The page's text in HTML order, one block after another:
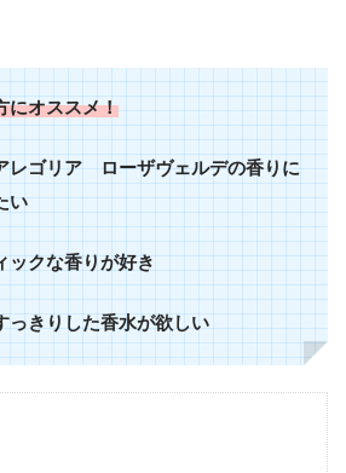
にオススメ！
レゴリア ローザヴェルデの香りに
い
ックな香りが好き
っきりした香水が欲しい